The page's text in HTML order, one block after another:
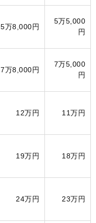
5万8,000円
5万5,000
円
7万8,000円
7万5,000
円
12万円 11万円
19万円 18万円
24万円 23万円